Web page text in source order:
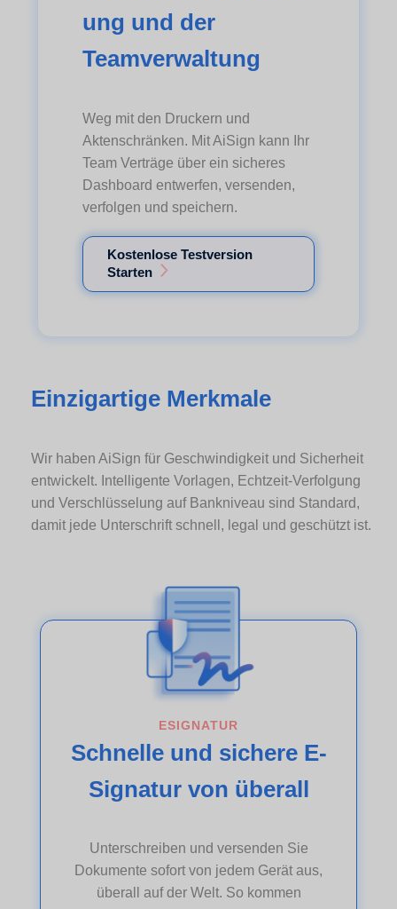
ung und der
Teamverwaltung
Weg mit den Druckern und
Aktenschränken. Mit AiSign kann Ihr
Team Verträge über ein sicheres
Dashboard entwerfen, versenden,
verfolgen und speichern.
Kostenlose Testversion
Starten
Einzigartige Merkmale
Wir haben AiSign für Geschwindigkeit und Sicherheit
entwickelt. Intelligente Vorlagen, Echtzeit-Verfolgung
und Verschlüsselung auf Bankniveau sind Standard,
damit jede Unterschrift schnell, legal und geschützt ist.
ESIGNATUR
Schnelle und sichere E-
Signatur von überall
Unterschreiben und versenden Sie
Dokumente sofort von jedem Gerät aus,
überall auf der Welt. So kommen